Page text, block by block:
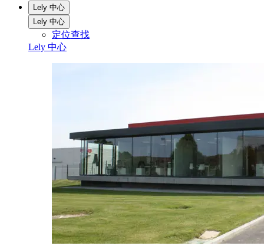
Lely 中心
Lely 中心
定位查找
Lely 中心